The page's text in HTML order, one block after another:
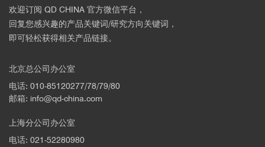
欢迎订阅 QD CHINA 官方微信平台，
回复您感兴趣的产品关键词/研究方向关键词，
即可轻松获得相关产品链接。
北京总公司办公室
电话: 010-85120277/78/79/80
邮箱: info@qd-china.com
上海分公司办公室
电话: 021-52280980